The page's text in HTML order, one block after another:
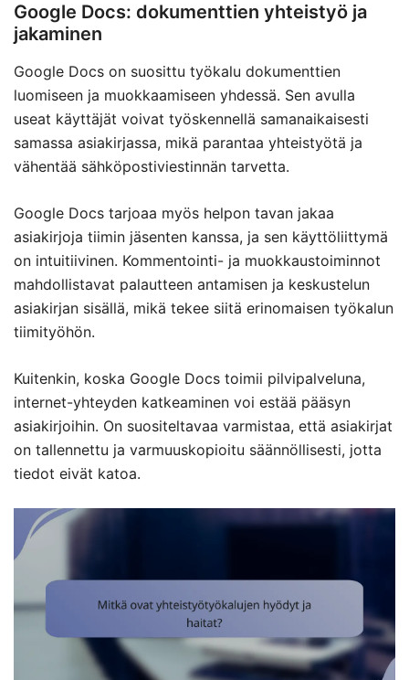
Google Docs: dokumenttien yhteistyö ja
jakaminen
Google Docs on suosittu työkalu dokumenttien
luomiseen ja muokkaamiseen yhdessä. Sen avulla
useat käyttäjät voivat työskennellä samanaikaisesti
samassa asiakirjassa, mikä parantaa yhteistyötä ja
vähentää sähköpostiviestinnän tarvetta.
Google Docs tarjoaa myös helpon tavan jakaa
asiakirjoja tiimin jäsenten kanssa, ja sen käyttöliittymä
on intuitiivinen. Kommentointi- ja muokkaustoiminnot
mahdollistavat palautteen antamisen ja keskustelun
asiakirjan sisällä, mikä tekee siitä erinomaisen työkalun
tiimityöhön.
Kuitenkin, koska Google Docs toimii pilvipalveluna,
internet-yhteyden katkeaminen voi estää pääsyn
asiakirjoihin. On suositeltavaa varmistaa, että asiakirjat
on tallennettu ja varmuuskopioitu säännöllisesti, jotta
tiedot eivät katoa.